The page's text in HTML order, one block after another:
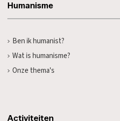
Humanisme
Ben ik humanist?
Wat is humanisme?
Onze thema's
Activiteiten